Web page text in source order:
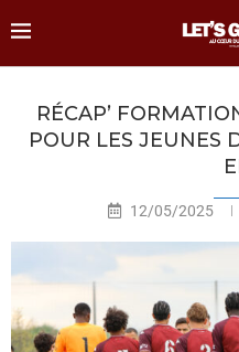
RÉCAP’
POUR LES JEUNES
12/05/2025